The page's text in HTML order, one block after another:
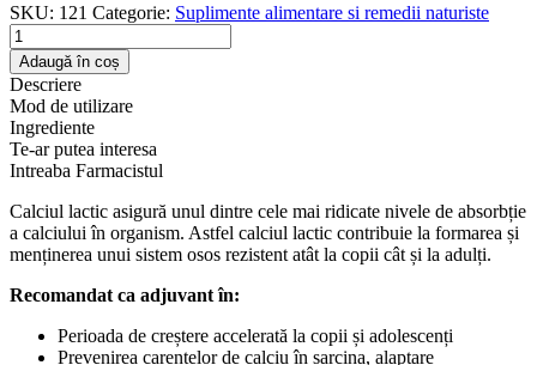
SKU: 121 Categorie: Suplimente alimentare si remedii naturiste
Cantitate
Calciu
lactic
60
comprimate
Adaugă în coș
Descriere
Mod de utilizare
Ingrediente
Te-ar putea interesa
Intreaba Farmacistul
Calciul lactic asigură unul dintre cele mai ridicate nivele de absorbție
a calciului în organism. Astfel calciul lactic contribuie la formarea și
menținerea unui sistem osos rezistent atât la copii cât și la adulți.
Recomandat ca adjuvant în:
Perioada de creștere accelerată la copii și adolescenți
Prevenirea carențelor de calciu în sarcina, alaptare